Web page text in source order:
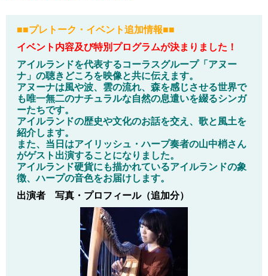
■■プレトーク・イベント追加情報■■
イベント内容及び特別プログラムが決まりました！
アイルランドを代表するコーラスグループ「アヌー
ナ」の聴きどころを映像と共に伝えます。
アヌーナは風や波、雲の流れ、森を感じさせる世界で
も唯一無二のナチュラルな自然の息遣いを綴るシンガ
ーたちです。
アイルランドの歴史や文化のお話を交え、歌と風土を
紹介します。
また、当日はアイリッシュ・ハープ奏者の山中梢さん
がゲスト出演することになりました。
アイルランド硬貨にも描かれているアイルランドの象
徴、ハープの音色をお届けします。
出演者 写真・プロフィール（追加分）